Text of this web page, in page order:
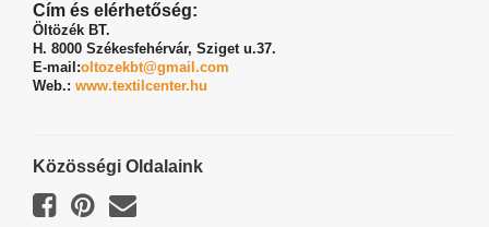
Cím és elérhetőség:
Öltözék BT.
H. 8000 Székesfehérvár, Sziget u.37.
E-mail:oltozekbt@gmail.com
Web.: www.textilcenter.hu
Közösségi Oldalaink